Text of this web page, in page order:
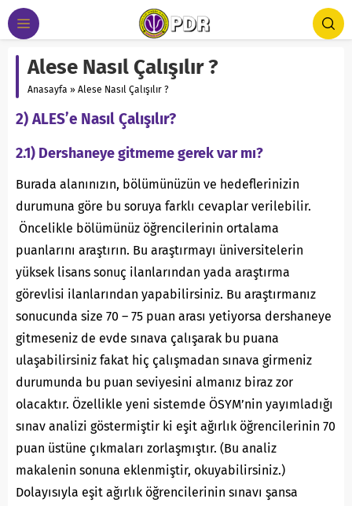
Alese Nasıl Çalışılır ?
Anasayfa » Alese Nasıl Çalışılır ?
2) ALES’e Nasıl Çalışılır?
2.1) Dershaneye gitmeme gerek var mı?
Burada alanınızın, bölümünüzün ve hedeflerinizin
durumuna göre bu soruya farklı cevaplar verilebilir.
Öncelikle bölümünüz öğrencilerinin ortalama
puanlarını araştırın. Bu araştırmayı üniversitelerin
yüksek lisans sonuç ilanlarından yada araştırma
görevlisi ilanlarından yapabilirsiniz. Bu araştırmanız
sonucunda size 70 – 75 puan arası yetiyorsa dershaneye
gitmeseniz de evde sınava çalışarak bu puana
ulaşabilirsiniz fakat hiç çalışmadan sınava girmeniz
durumunda bu puan seviyesini almanız biraz zor
olacaktır. Özellikle yeni sistemde ÖSYM’nin yayımladığı
sınav analizi göstermiştir ki eşit ağırlık öğrencilerinin 70
puan üstüne çıkmaları zorlaşmıştır. (Bu analiz
makalenin sonuna eklenmiştir, okuyabilirsiniz.)
Dolayısıyla eşit ağırlık öğrencilerinin sınavı şansa